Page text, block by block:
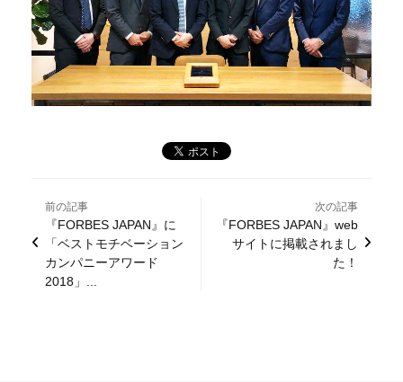
前の記事
『FORBES JAPAN』に
「ベストモチベーション
カンパニーアワード
2018」...
次の記事
『FORBES JAPAN』web
サイトに掲載されまし
た！